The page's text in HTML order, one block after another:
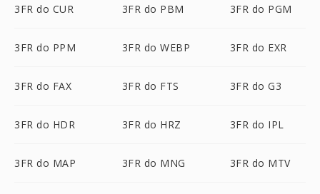
3FR do CUR 3FR do PBM 3FR do PGM
3FR do PPM 3FR do WEBP 3FR do EXR
3FR do FAX 3FR do FTS 3FR do G3
3FR do HDR 3FR do HRZ 3FR do IPL
3FR do MAP 3FR do MNG 3FR do MTV